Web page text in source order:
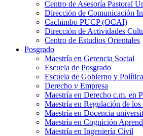
Centro de Asesoría Pastoral
Dirección de Comunicación
Cachimbo PUCP (OCAI)
Dirección de Actividades
Centro de Estudios Orientales
Posgrado
Maestría en Gerencia Social
Escuela de Posgrado
Escuela de Gobierno y
Derecho y Empresa
Maestría en Derecho c.m. en
Maestría en Regulación de
Maestría en Docencia
Maestría en Cognición
Maestría en Ingeniería Civil